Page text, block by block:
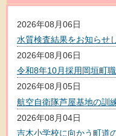
2026年08月06日
水質検査結果をお知らせ
2026年08月06日
令和8年10月採用岡垣町
2026年08月05日
航空自衛隊芦屋基地の訓
2026年08月04日
吉木小学校に向かう町道